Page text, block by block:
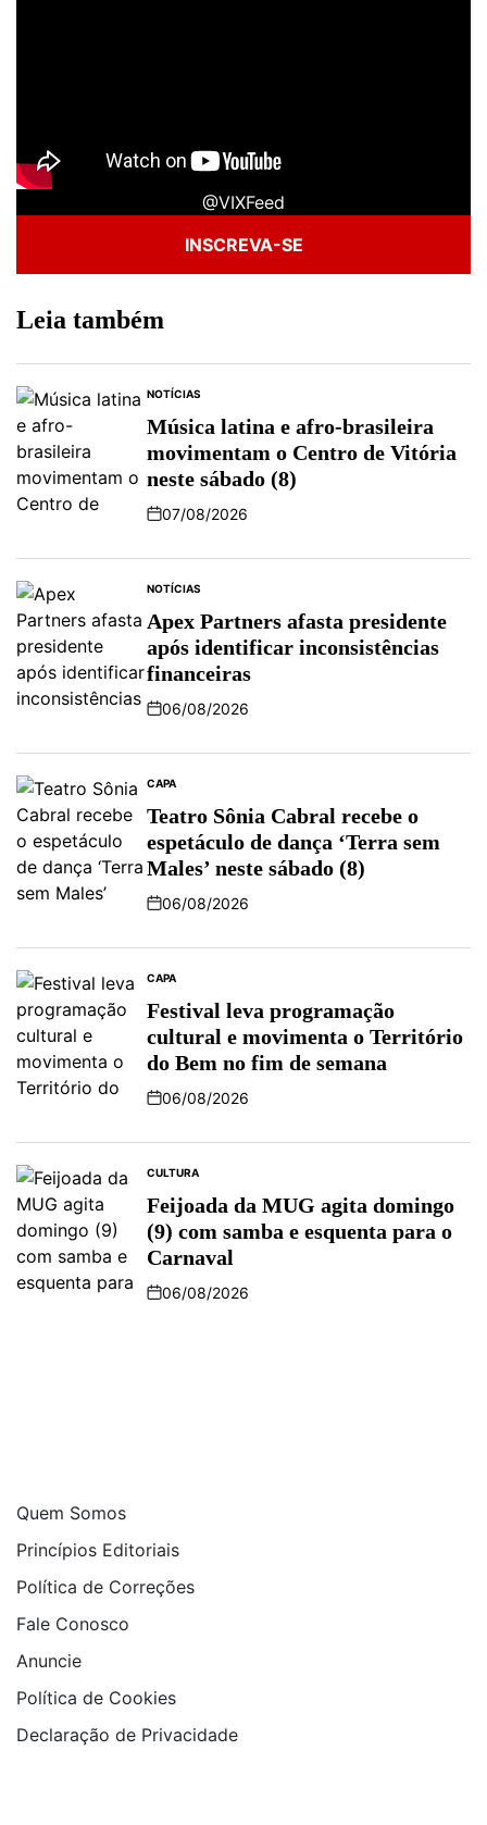
@VIXFeed
INSCREVA-SE
Leia também
NOTÍCIAS
Música latina e afro-brasileira
movimentam o Centro de Vitória
neste sábado (8)
07/08/2026
NOTÍCIAS
Apex Partners afasta presidente
após identificar inconsistências
financeiras
06/08/2026
CAPA
Teatro Sônia Cabral recebe o
espetáculo de dança ‘Terra sem
Males’ neste sábado (8)
06/08/2026
CAPA
Festival leva programação
cultural e movimenta o Território
do Bem no fim de semana
06/08/2026
CULTURA
Feijoada da MUG agita domingo
(9) com samba e esquenta para o
Carnaval
06/08/2026
Quem Somos
Princípios Editoriais
Política de Correções
Fale Conosco
Anuncie
Política de Cookies
Declaração de Privacidade